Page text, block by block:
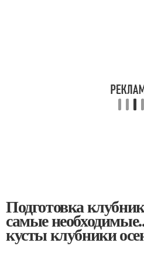
Подготовка
самые
кусты клубники